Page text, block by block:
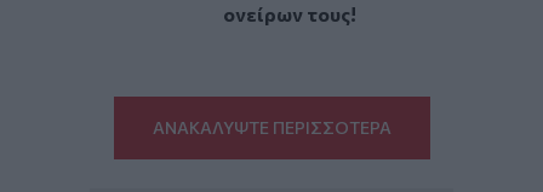
ονείρων τους!
ΑΝΑΚΑΛΥΨΤΕ ΠΕΡΙΣΣΟΤΕΡΑ